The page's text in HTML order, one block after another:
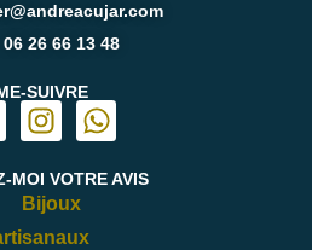
06 26 66 13 48
SUIVRE
MOI VOTRE AVIS